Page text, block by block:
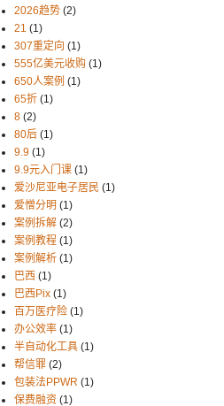
2026趋势 (2)
21 (1)
307重定向 (1)
555亿美元收购 (1)
650人案例 (1)
65折 (1)
8 (2)
80后 (1)
9.9 (1)
9.9元入门课 (1)
爱沙尼亚电子居民 (1)
爱憎分明 (1)
案例拆解 (2)
案例教程 (1)
案例解析 (1)
巴西 (1)
巴西Pix (1)
百万医疗险 (1)
办公效率 (1)
半自动化工具 (1)
帮信罪 (2)
包装法PPWR (1)
保费融资 (1)